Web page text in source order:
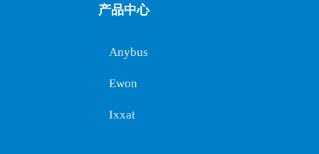
产品中心
Anybus
Ewon
Ixxat